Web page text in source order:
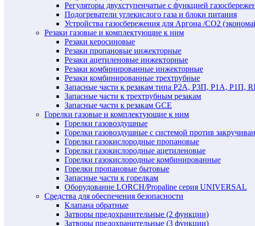
Регуляторы двухступенчатые c функцией
Подогреватели углекислого газа и блоки питания
Устройства газосбережения для Аргона /СО2
Резаки газовые и комплектующие к ним
Резаки керосиновые
Резаки пропановые инжекторные
Резаки ацетиленовые инжекторные
Резаки комбинированные инжекторные
Резаки комбинированные трехтрубные
Запасные части к резакам типа Р2А, Р3П, Р1А, Р1П,
Запасные части к трехтрубным резакам
Запасные части к резакам GCE
Горелки газовые и комплектующие к ним
Горелки газовоздушные
Горелки газовоздушные с системой против
Горелки газокислородные пропановые
Горелки газокислородные ацетиленовые
Горелки газокислородные комбинированные
Горелки пропановые бытовые
Запасные части к горелкам
Оборудование LORCH/Propaline серия UNIVERSAL
Средства для обеспечения безопасности
Клапана обратные
Затворы предохранительные (2 функции)
Затворы предохранительные (3 функции)